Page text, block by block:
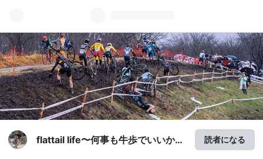
flattail life〜何事も牛歩でいいから
読者になる